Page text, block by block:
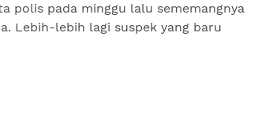
polis pada minggu lalu sememangnya
Lebih-lebih lagi suspek yang baru